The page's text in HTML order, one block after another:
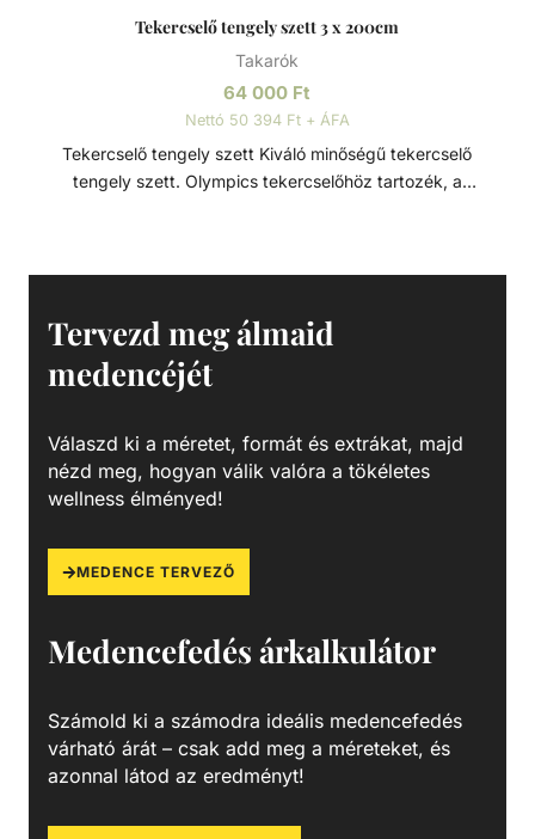
Tekercselő tengely szett 3 x 200cm
Takarók
64 000 Ft
Nettó 50 394 Ft + ÁFA
Tekercselő tengely szett Kiváló minőségű tekercselő
tengely szett. Olympics tekercselőhöz tartozék, a
Tervezd meg álmaid
medencéjét
Válaszd ki a méretet, formát és extrákat, majd
nézd meg, hogyan válik valóra a tökéletes
wellness élményed!
MEDENCE TERVEZŐ
Medencefedés árkalkulátor
Számold ki a számodra ideális medencefedés
várható árát – csak add meg a méreteket, és
azonnal látod az eredményt!